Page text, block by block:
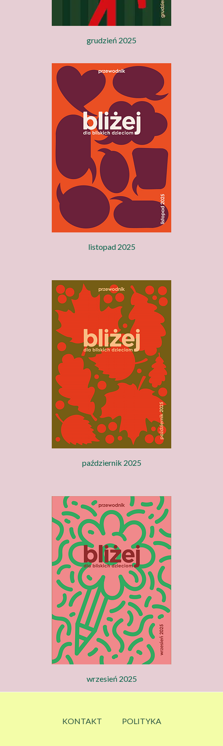
grudzień 2025
listopad 2025
październik 2025
wrzesień 2025
KONTAKT POLITYKA